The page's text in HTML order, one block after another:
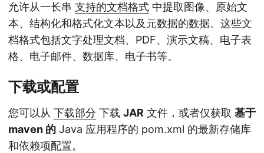
允许从一长串 支持的文档格式 中提取图像、原始文
本、结构化和格式化文本以及元数据的数据。这些文
档格式包括文字处理文档、PDF、演示文稿、电子表
格、电子邮件、数据库、电子书等。
下载或配置
您可以从 下载部分 下载 JAR 文件，或者仅获取 基于
maven 的 Java 应用程序的 pom.xml 的最新存储库
和依赖项配置。